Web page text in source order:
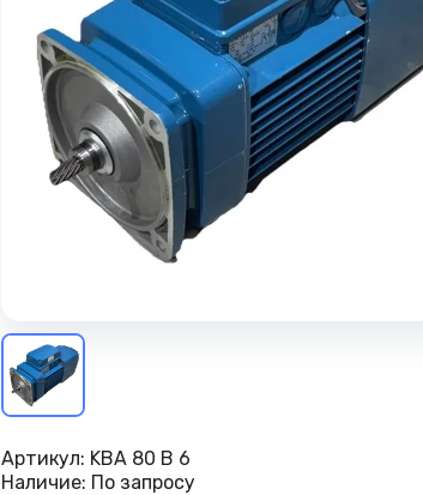
Артикул: KBA 80 B 6
Наличие: По запросу